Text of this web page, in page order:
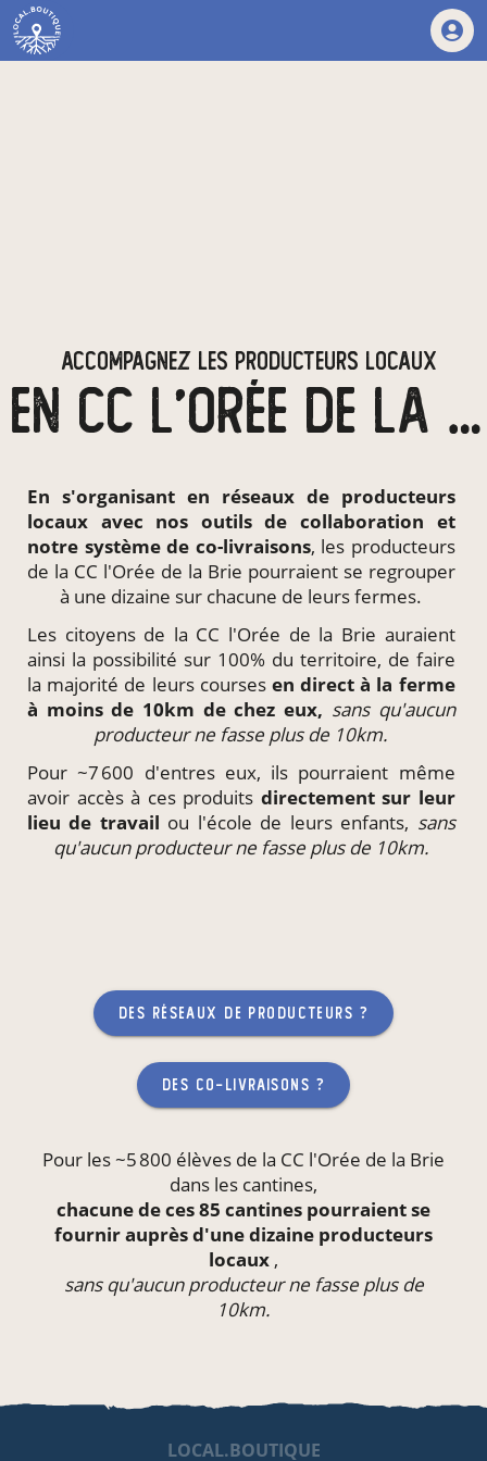
ACCOMPAGNEZ LES PRODUCTEURS LOCAUX
EN CC L'ORÉE DE LA BRIE
En s'organisant en réseaux de producteurs
locaux avec nos outils de collaboration et
notre système de co-livraisons, les producteurs
de la CC l'Orée de la Brie pourraient se regrouper
à une dizaine sur chacune de leurs fermes.
Les citoyens de la CC l'Orée de la Brie auraient
ainsi la possibilité sur 100% du territoire, de faire
la majorité de leurs courses en direct à la ferme
à moins de 10km de chez eux, sans qu'aucun
producteur ne fasse plus de 10km.
Pour ~7 600 d'entres eux, ils pourraient même
avoir accès à ces produits directementsur leur
lieu de travail ou l'école de leurs enfants, sans
qu'aucun producteur ne fasse plus de 10km.
des réseaux de producteurs ?
des co-livraisons ?
Pour les ~5 800 élèves de la CC l'Orée de la Brie
dans les cantines,
chacune de ces 85 cantines pourraient se
fournir auprès d'une dizaine producteurs
locaux ,
sans qu'aucun producteur ne fasse plus de
10km.
LOCAL.BOUTIQUE